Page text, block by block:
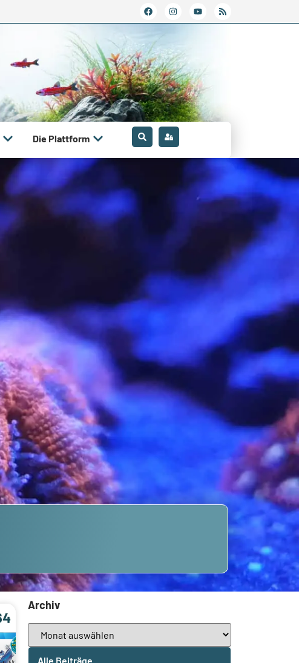
Die Plattform
Archiv
Alle Beiträge